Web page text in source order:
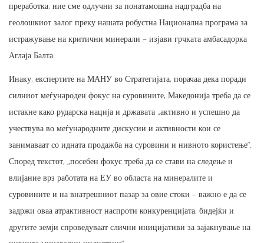
преработка, ние сме одлучни за понатамошна надградба на
геолошкиот залог преку нашата робустна Национална програма за
истражување на критични минерали – изјави грчката амбасадорка
Аглаја Балта.
Инаку, експертите на МАНУ во Стратегијата, порачаа дека поради
силниот меѓународен фокус на суровините, Македонија треба да се
истакне како рударска нација и државата „активно и успешно да
учествува во меѓународните дискусии и активности кои се
занимаваат со идната продажба на суровини и нивното користење“.
Според текстот, „посебен фокус треба да се стави на следење и
влијание врз работата на ЕУ во областа на минералите и
суровините и на внатрешниот пазар за овие стоки – важно е да се
задржи оваа атрактивност наспроти конкуренцијата, бидејќи и
другите земји спроведуваат слични иницијативи за зајакнување на